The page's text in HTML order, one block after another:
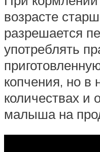
возрасте
разрешается
употреблять
копчения, но в
количествах и
малыша на